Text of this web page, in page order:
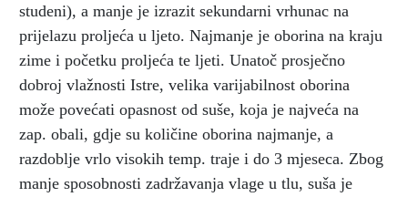
studeni), a manje je izrazit sekundarni vrhunac na
prijelazu proljeća u ljeto. Najmanje je oborina na kraju
zime i početku proljeća te ljeti. Unatoč prosječno
dobroj vlažnosti Istre, velika varijabilnost oborina
može povećati opasnost od suše, koja je najveća na
zap. obali, gdje su količine oborina najmanje, a
razdoblje vrlo visokih temp. traje i do 3 mjeseca. Zbog
manje sposobnosti zadržavanja vlage u tlu, suša je